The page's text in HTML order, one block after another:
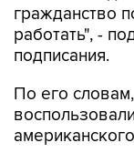
гражданство
работать", -
подписания.
По его